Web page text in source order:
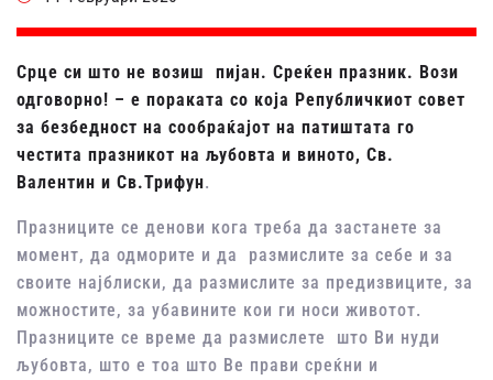
Срце си што не возиш пијан. Среќен празник. Вози
одговорно! – е пораката со која Републичкиот совет
за безбедност на сообраќајот на патиштата го
честита празникот на љубовта и виното, Св.
Валентин и Св.Трифун.
Празниците се денови кога треба да застанете за
момент, да одморите и да размислите за себе и за
своите најблиски, да размислите за предизвиците, за
можностите, за убавините кои ги носи животот.
Празниците се време да размислете што Ви нуди
љубовта, што е тоа што Ве прави среќни и